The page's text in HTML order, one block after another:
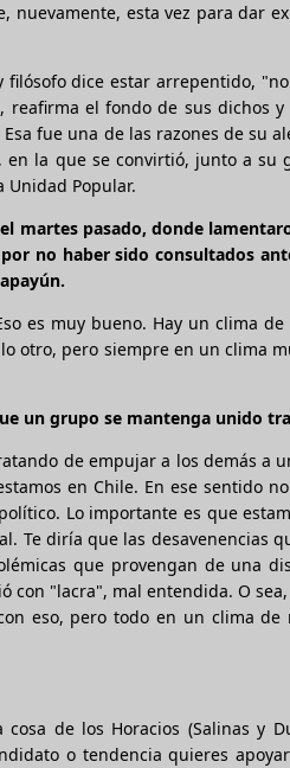
esta vez para dar
dice estar arrepentido,
el fondo de sus dichos
fue una de las razones de su
la que se convirtió, junto a su
Unidad Popular.
martes pasado, donde
no haber sido consultados
es muy bueno. Hay un clima
otro, pero siempre en un clima
un grupo se mantenga unido
de empujar a los demás a
en Chile. En ese sentido
Lo importante es que
Te diría que las desavenencias
que provengan de una
con "lacra", mal entendida. O
eso, pero todo en un clima de
de los Horacios (Salinas y
o tendencia quieres